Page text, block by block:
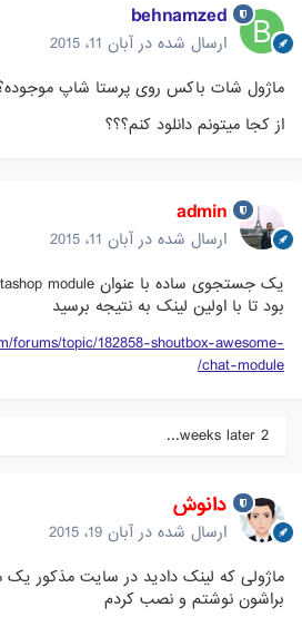
behnamzed
ارسال شده در آبان 11، 2015
ماژول شات باکس روی پرستا شاپ
از کجا میتونم دانلود کنم؟؟؟
admin
ارسال شده در آبان 11، 2015
بود تا با اولین لینک به نتیجه برسید
forums/topic/182858-shoutbox-awesome-
chat-module/
2 weeks later...
دانوش
ارسال شده در آبان 19، 2015
ماژولی که لینک دادید در سایت مذکور
براشون نوشتم و نصب کردم